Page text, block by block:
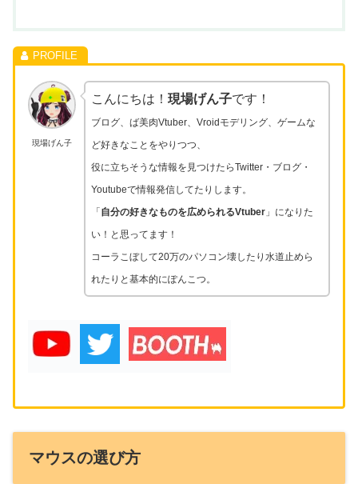
現場げん子
こんにちは！現場げん子です！
ブログ、ば美肉Vtuber、Vroidモデリング、ゲームな
ど好きなことをやりつつ、
役に立ちそうな情報を見つけたらTwitter・ブログ・
Youtubeで情報発信してたりします。
「自分の好きなものを広められるVtuber 」になりた
い！と思ってます！
コーラこぼして20万のパソコン壊したり水道止めら
れたりと基本的にぽんこつ。
マウスの選び方